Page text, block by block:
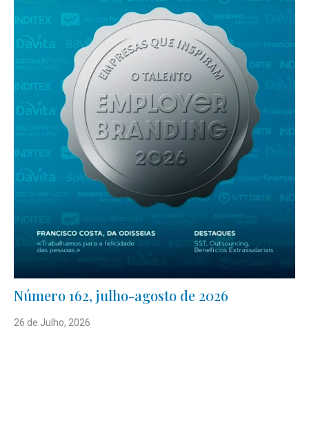
Número 162, julho-agosto de 2026
26 de Julho, 2026